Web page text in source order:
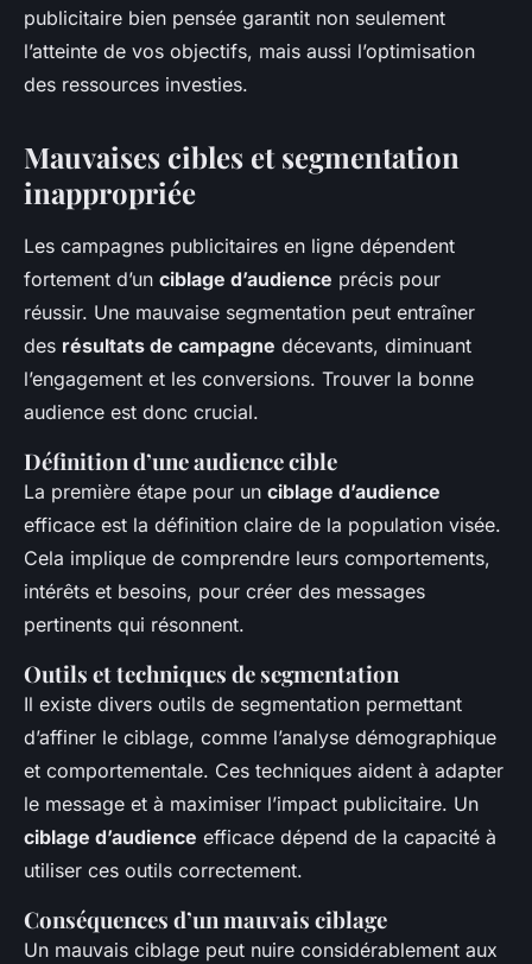
publicitaire bien pensée garantit non seulement
l’atteinte de vos objectifs, mais aussi l’optimisation
des ressources investies.
Mauvaises cibles et segmentation
inappropriée
Les campagnes publicitaires en ligne dépendent
fortement d’un ciblage d’audience précis pour
réussir. Une mauvaise segmentation peut entraîner
des résultats de campagne décevants, diminuant
l’engagement et les conversions. Trouver la bonne
audience est donc crucial.
Définition d’une audience cible
La première étape pour un ciblage d’audience
efficace est la définition claire de la population visée.
Cela implique de comprendre leurs comportements,
intérêts et besoins, pour créer des messages
pertinents qui résonnent.
Outils et techniques de segmentation
Il existe divers outils de segmentation permettant
d’affiner le ciblage, comme l’analyse démographique
et comportementale. Ces techniques aident à adapter
le message et à maximiser l’impact publicitaire. Un
ciblage d’audience efficace dépend de la capacité à
utiliser ces outils correctement.
Conséquences d’un mauvais ciblage
Un mauvais ciblage peut nuire considérablement aux